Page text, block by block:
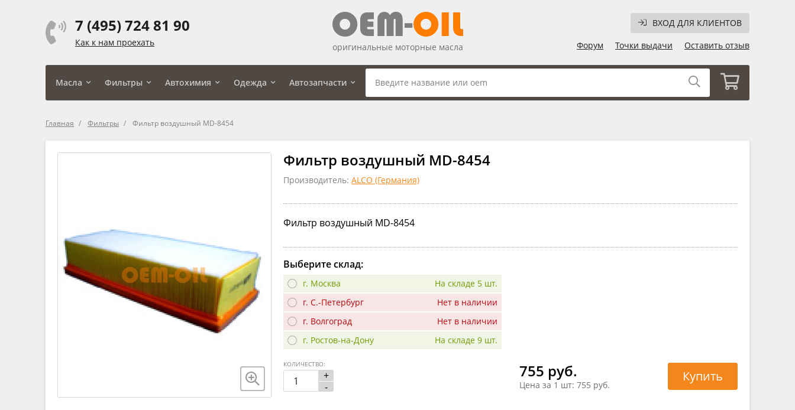
7 (495) 724 81 90
Как к нам проехать
ВХОД ДЛЯ КЛИЕНТОВ
Форум
Точки выдачи Оставить отзыв
оригинальные моторные масла
Масла Фильтры Автохимия Одежда Автозапчасти
Главная Фильтры Фильтр воздушный MD-8454
Фильтр воздушный MD-8454
Производитель: ALCO (Германия)
Фильтр воздушный MD-8454
Выберите склад:
г. Москва
На складе 5 шт.
г. С.-Петербург
Нет в наличии
г. Волгоград
Нет в наличии
г. Ростов-на-Дону
На складе 9 шт.
755 руб.
Цена за 1 шт: 755 руб.
+
-
КОЛИЧЕСТВО:
Купить